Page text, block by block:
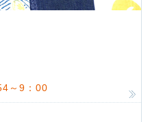
～9：00